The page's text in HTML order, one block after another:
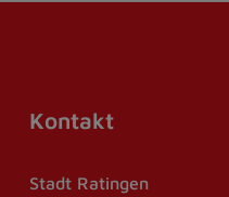
Kontakt
Stadt Ratingen